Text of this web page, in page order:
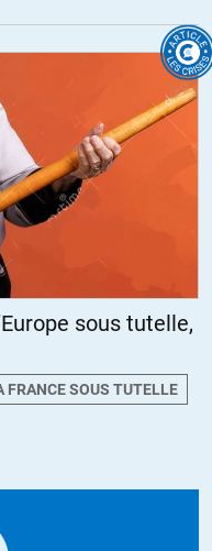
sous tutelle,
FRANCE SOUS TUTELLE